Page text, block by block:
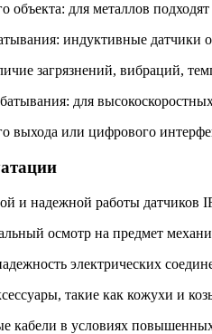
объекта: для металлов
индуктивные датчики
загрязнений, вибраций,
для
выхода или цифрового
и надежной работы датчиков
осмотр на предмет
электрических
такие как кожухи и
кабели в условиях